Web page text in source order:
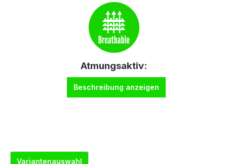
Atmungsaktiv:
Beschreibung anzeigen
Variantenauswahl